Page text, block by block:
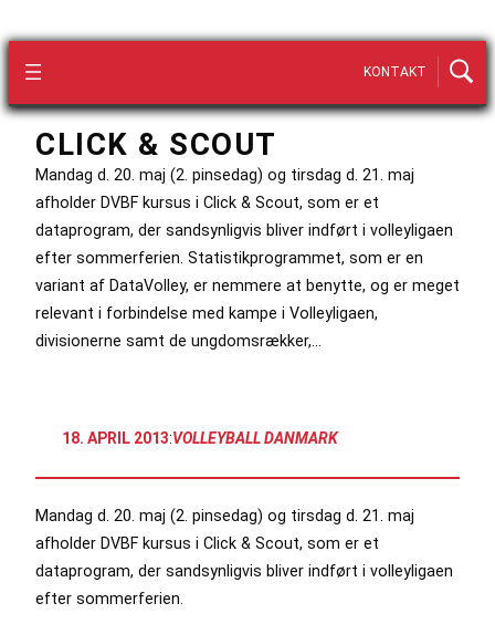
KONTAKT
CLICK & SCOUT
Mandag d. 20. maj (2. pinsedag) og tirsdag d. 21. maj
afholder DVBF kursus i Click & Scout, som er et
dataprogram, der sandsynligvis bliver indført i volleyligaen
efter sommerferien. Statistikprogrammet, som er en
variant af DataVolley, er nemmere at benytte, og er meget
relevant i forbindelse med kampe i Volleyligaen,
divisionerne samt de ungdomsrækker,…
18. APRIL 2013:VOLLEYBALL DANMARK
Mandag d. 20. maj (2. pinsedag) og tirsdag d. 21. maj
afholder DVBF kursus i Click & Scout, som er et
dataprogram, der sandsynligvis bliver indført i volleyligaen
efter sommerferien.